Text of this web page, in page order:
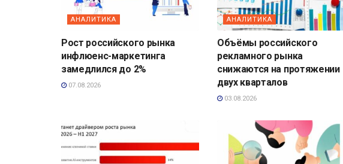
АНАЛИТИКА
Рост российского рынка
инфлюенс-маркетинга
замедлился до 2%
07.08.2026
АНАЛИТИКА
Объёмы российского
рекламного рынка
снижаются на протяжении
двух кварталов
03.08.2026